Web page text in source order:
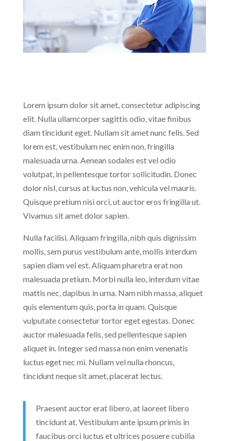
Lorem ipsum dolor sit amet, consectetur adipiscing
elit. Nulla ullamcorper sagittis odio, vitae finibus
diam tincidunt eget. Nullam sit amet nunc felis. Sed
lorem est, vestibulum nec enim non, fringilla
malesuada urna. Aenean sodales est vel odio
volutpat, in pellentesque tortor sollicitudin. Donec
dolor nisl, cursus at luctus non, vehicula vel mauris.
Quisque pretium nisi orci, ut auctor eros fringilla ut.
Vivamus sit amet dolor sapien.
Nulla facilisi. Aliquam fringilla, nibh quis dignissim
mollis, sem purus vestibulum ante, mollis interdum
sapien diam vel est. Aliquam pharetra erat non
malesuada pretium. Morbi nulla leo, interdum vitae
mattis nec, dapibus in urna. Nam nibh massa, aliquet
quis elementum quis, porta in quam. Quisque
vulputate consectetur tortor eget egestas. Donec
auctor malesuada felis, sed pellentesque sapien
aliquet in. Integer sed massa non enim venenatis
luctus eget nec mi. Nullam vel nulla rhoncus,
tincidunt neque sit amet, placerat lectus.
Praesent auctor erat libero, at laoreet libero
tincidunt at. Vestibulum ante ipsum primis in
faucibus orci luctus et ultrices posuere cubilia